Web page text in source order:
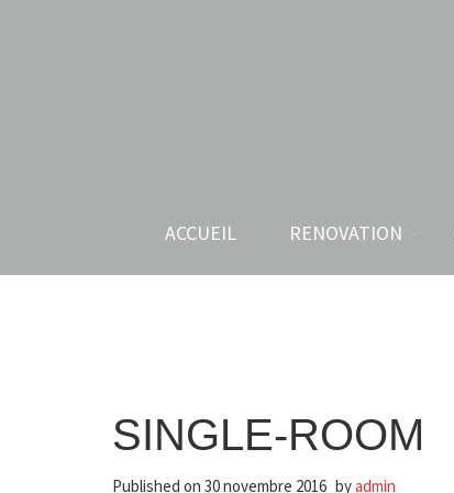
ACCUEIL RENOVATION
SINGLE-ROOM
Published on 30 novembre 2016 byadmin